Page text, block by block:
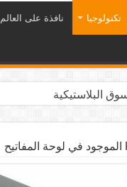
تكنولوجيا نافذة على العالم
البلاستيكية